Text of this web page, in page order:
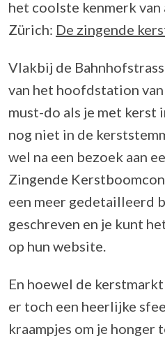
het coolste kenmerk
Zürich: De zingende
Vlakbij de
van het hoofdstation
must-do als je met kerst
nog niet in de
wel na een bezoek aan
Zingende
een meer gedetailleerd
geschreven en je kunt
op hun website.
En hoewel de
er toch een heerlijke
kraampjes om je honger